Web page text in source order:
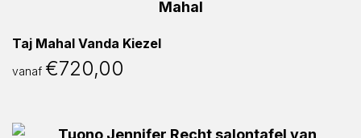
Taj Mahal Vanda Kiezel
vanaf €720,00